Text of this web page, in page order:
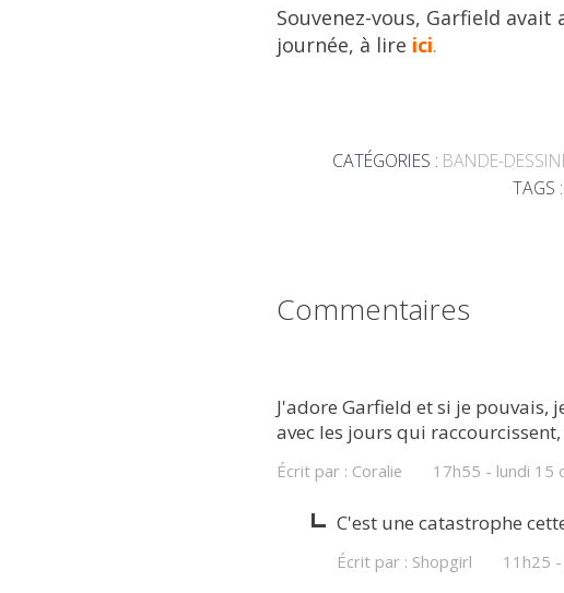
Souvenez-vous, Garfield
journée, à lire ici.
CATÉGORIES : BANDE-
TAGS :
Commentaires
J'adore Garfield et si je
avec les jours qui raccourcissent,
Écrit par : Coralie 17h55 - lundi 15
C'est une catastrophe
Écrit par : Shopgirl 11h25 -